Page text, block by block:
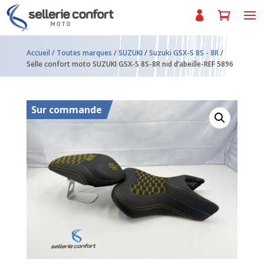
Accueil / Toutes marques /SUZUKI /Suzuki GSX-S 8S - 8R/
Selle confort moto SUZUKI GSX-S 8S-8R nid d’abeille-REF 5896
Sur commande